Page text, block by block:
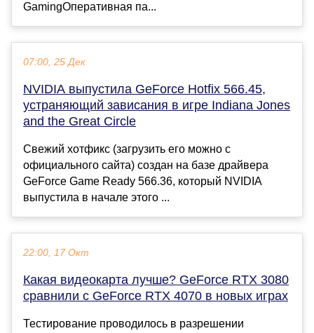
GamingОперативная па...
07:00, 25 Дек
NVIDIA выпустила GeForce Hotfix 566.45,
устраняющий зависания в игре Indiana Jones
and the Great Circle
Свежий хотфикс (загрузить его можно с
официального сайта) создан на базе драйвера
GeForce Game Ready 566.36, который NVIDIA
выпустила в начале этого ...
22:00, 17 Окт
Какая видеокарта лучше? GeForce RTX 3080
сравнили с GeForce RTX 4070 в новых играх
Тестирование проводилось в разрешении